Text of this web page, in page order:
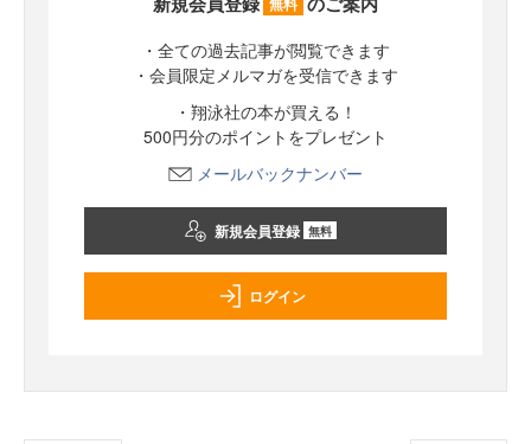
・全ての過去記事が閲覧できます
・会員限定メルマガを受信できます
・翔泳社の本が買える！
500円分のポイントをプレゼント
メールバックナンバー
新規会員登録 無料
ログイン